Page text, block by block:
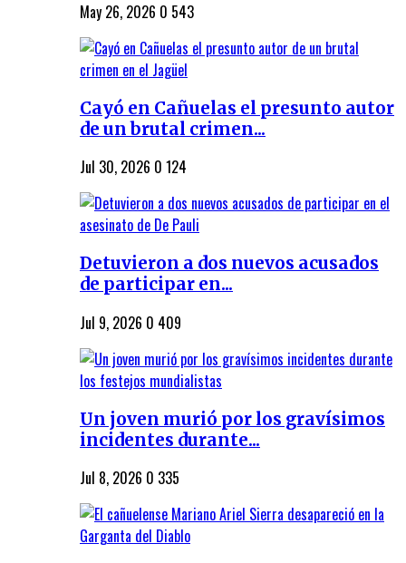
May 26, 2026 0 543
Cayó en Cañuelas el presunto autor
de un brutal crimen...
Jul 30, 2026 0 124
Detuvieron a dos nuevos acusados
de participar en...
Jul 9, 2026 0 409
Un joven murió por los gravísimos
incidentes durante...
Jul 8, 2026 0 335